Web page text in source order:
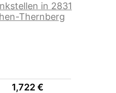
in 2831
Thernberg
1,722€